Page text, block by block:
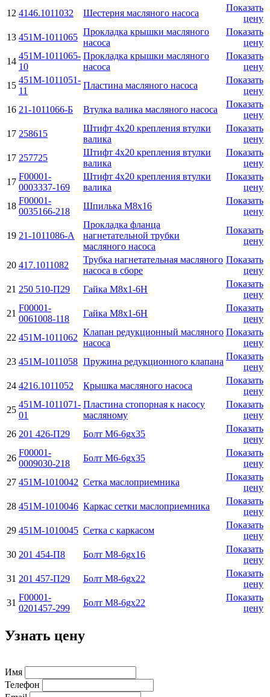
12 4146.1011032 Шестерня масляного насоса
Показать
цену
13 451М-1011065
Прокладка крышки масляного
насоса
Показать
цену
14
451М-1011065-
10
Прокладка крышки масляного
насоса
Показать
цену
15
451М-1011051-
11
Пластина масляного насоса
Показать
цену
16 21-1011066-Б Втулка валика масляного насоса
Показать
цену
17 258615
Штифт 4х20 крепления втулки
валика
Показать
цену
17 257725
Штифт 4х20 крепления втулки
валика
Показать
цену
17
F00001-
0003337-169
Штифт 4х20 крепления втулки
валика
Показать
цену
18
F00001-
0035166-218
Шпилька М8х16
Показать
цену
19 21-1011086-А
Прокладка фланца
нагнетательной трубки
масляного насоса
Показать
цену
20 417.1011082
Трубка нагнетательная масляного
насоса в сборе
Показать
цену
21 250 510-П29 Гайка М8х1-6H
Показать
цену
21
F00001-
0061008-118
Гайка М8х1-6H
Показать
цену
22 451М-1011062
Клапан редукционный масляного
насоса
Показать
цену
23 451М-1011058 Пружина редукционного клапана
Показать
цену
24 4216.1011052 Крышка масляного насоса
Показать
цену
25
451М-1011071-
01
Пластина стопорная к насосу
масляному
Показать
цену
26 201 426-П29 Болт М6-6gx35
Показать
цену
26
F00001-
0009030-218
Болт М6-6gx35
Показать
цену
27 451М-1010042 Сетка маслоприемника
Показать
цену
28 451М-1010046 Каркас сетки маслоприемника
Показать
цену
29 451М-1010045 Сетка с каркасом
Показать
цену
30 201 454-П8 Болт М8-6gx16
Показать
цену
31 201 457-П29 Болт M8-6gx22
Показать
цену
31
F00001-
0201457-299
Болт M8-6gx22
Показать
цену
Узнать цену
Имя
Телефон